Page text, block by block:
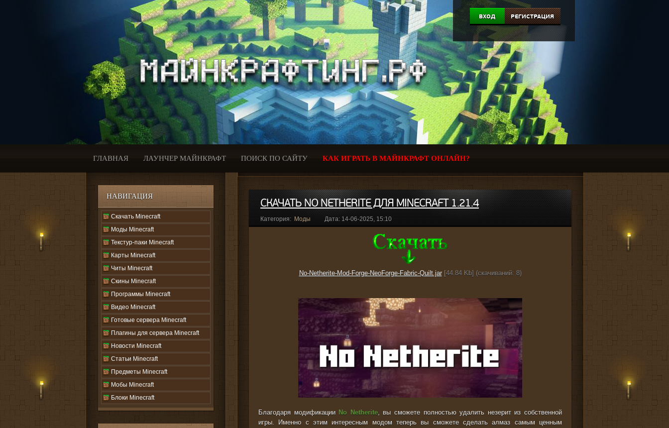
ВХОД РЕГИСТРАЦИЯ
ГЛАВНАЯ ЛАУНЧЕР МАЙНКРАФТ ПОИСК ПО САЙТУ КАК ИГРАТЬ В МАЙНКРАФТ ОНЛАЙН?
НАВИГАЦИЯ
Скачать Minecraft
Моды Minecraft
Текстур-паки Minecraft
Карты Minecraft
Читы Minecraft
Скины Minecraft
Программы Minecraft
Видео Minecraft
Готовые сервера Minecraft
Плагины для сервера Minecraft
Новости Minecraft
Статьи Minecraft
Предметы Minecraft
Мобы Minecraft
Блоки Minecraft
СКАЧАТЬ NO NETHERITE ДЛЯ MINECRAFT 1.21.4
Категория: Моды Дата: 14-06-2025, 15:10
No-Netherite-Mod-Forge-NeoForge-Fabric-Quilt.jar[44.84 Kb] (cкачиваний: 8)
Благодаря модификации No Netherite, вы сможете полностью удалить незерит из собственной
игры. Именно с этим интересным модом теперь вы сможете сделать алмаз самым ценным